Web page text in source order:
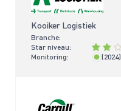
Kooiker Logistiek
Branche:
Star niveau:
Monitoring:
< 2 jaar
(2024)